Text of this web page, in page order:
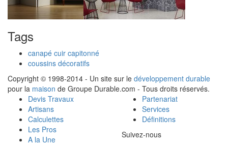
Tags
canapé cuir capitonné
coussins décoratifs
Copyright © 1998-2014 - Un site sur le développement durable
pour la maison de Groupe Durable.com - Tous droits réservés.
Devis Travaux
Artisans
Calculettes
Les Pros
A la Une
Partenariat
Services
Définitions
Suivez-nous